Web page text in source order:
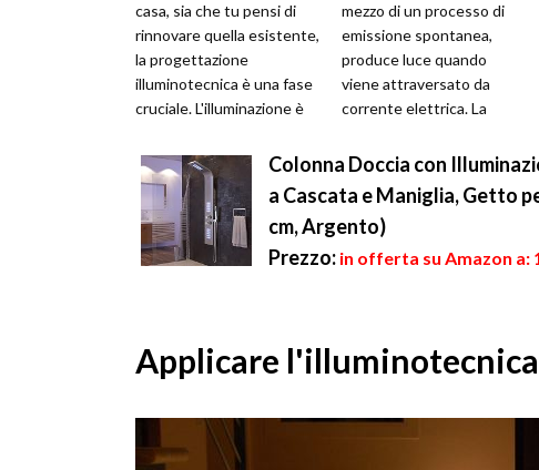
casa, sia che tu pensi di
rinnovare quella esistente,
la progettazione
illuminotecnica è una fase
cruciale. L'illuminazione è
casa accogl...
mezzo di un processo di
emissione spontanea,
produce luce quando
viene attraversato da
corrente elettrica. La
minima e la luc...
Colonna Doccia con
a Cascata e Maniglia, Getto
cm, Argento)
Prezzo: in offerta su Amazon a:
Applicare